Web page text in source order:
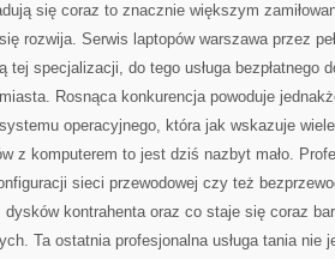
się coraz to znacznie większym
rozwija. Serwis laptopów warszawa przez
tej specjalizacji, do tego usługa bezpłatnego
Rosnąca konkurencja powoduje
operacyjnego, która jak wskazuje
z komputerem to jest dziś nazbyt mało.
sieci przewodowej czy też
dysków kontrahenta oraz co staje się coraz
Ta ostatnia profesjonalna usługa tania nie